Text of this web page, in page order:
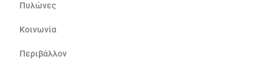
Πυλώνες
Κοινωνία
Περιβάλλον